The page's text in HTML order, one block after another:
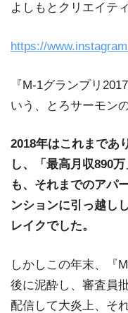
よしもとクリエイテ
https://
『M-1グランプリ
いう、とろサーモン
2018年はこれまであ
し、「最高月収890
も、それまでのアパ
ンションに引っ越し
レイクでした。
しかしこの年末、『
後に泥酔し、審査員
配信して大炎上、そ